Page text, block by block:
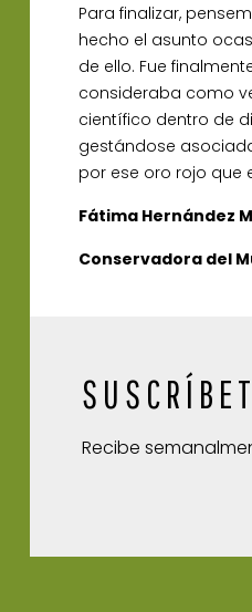
Para finalizar,
hecho el asunto
de ello. Fue
consideraba como
científico dentro de
gestándose
por ese oro rojo que
Fátima Hernández
Conservadora del
Recibe